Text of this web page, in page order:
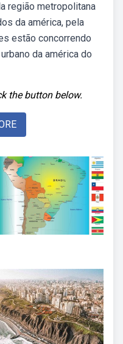
região metropolitana
da américa, pela
estão concorrendo
da américa do
the button below.